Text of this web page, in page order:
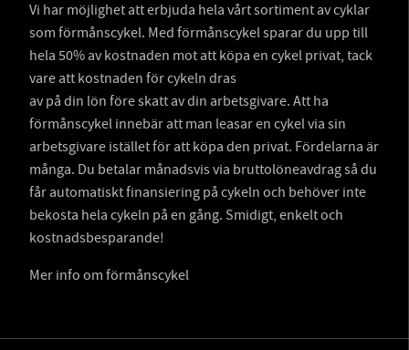
Vi har möjlighet att erbjuda hela vårt sortiment av cyklar
som förmånscykel. Med förmånscykel sparar du upp till
hela 50% av kostnaden mot att köpa en cykel privat, tack
vare att kostnaden för cykeln dras
av på din lön före skatt av din arbetsgivare. Att ha
förmånscykel innebär att man leasar en cykel via sin
arbetsgivare istället för att köpa den privat. Fördelarna är
många. Du betalar månadsvis via bruttolöneavdrag så du
får automatiskt finansiering på cykeln och behöver inte
bekosta hela cykeln på en gång. Smidigt, enkelt och
kostnadsbesparande!
Mer info om förmånscykel